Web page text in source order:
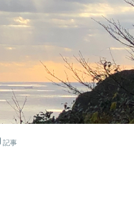
記事